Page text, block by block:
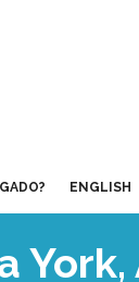
ENGLISH
York,